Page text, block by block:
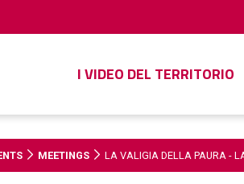
I VIDEO DEL TERRITORIO
MEETINGS LA VALIGIA DELLA PAURA -